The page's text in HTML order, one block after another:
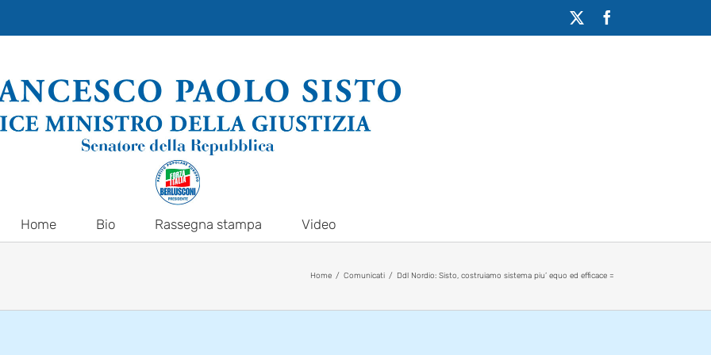
Home Bio Rassegna stampa Video
Home Comunicati Ddl Nordio: Sisto, costruiamo sistema piu’ equo ed efficace =